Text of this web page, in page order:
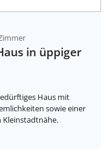
in üppiger
Haus mit
sowie einer
Kleinstadtnähe.